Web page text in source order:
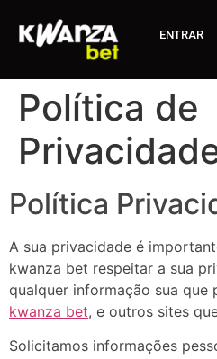
ENTRAR
Política de
Política
A sua privacidade é
kwanza bet respeitar a sua
qualquer informação sua que
kwanza bet, e outros sites
Solicitamos informações